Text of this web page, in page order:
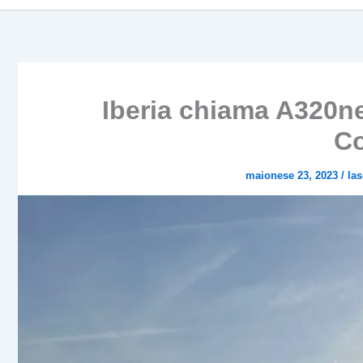
Iberia chiama
maionese 23, 2023 /